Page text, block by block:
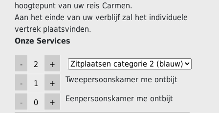
hoogtepunt van uw reis Carmen.
Aan het einde van uw verblijf zal het individuele
vertrek plaatsvinden.
Onze Services
Tweepersoonskamer me ontbijt
Eenpersoonskamer me ontbijt